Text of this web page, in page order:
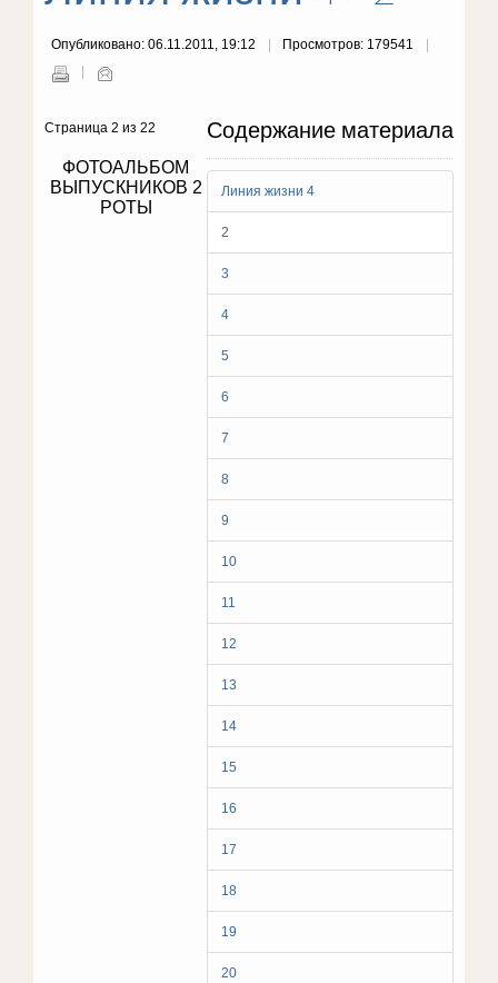
Опубликовано: 06.11.2011, 19:12 Просмотров: 179541
Содержание материала
Линия жизни 4
2
3
4
5
6
7
8
9
10
11
12
13
14
15
16
17
18
19
20
Страница 2 из 22
ФОТОАЛЬБОМ
ВЫПУСКНИКОВ 2
РОТЫ